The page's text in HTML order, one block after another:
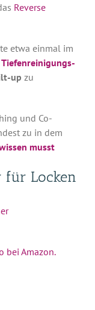
Reverse
etwa einmal im
Tiefenreinigungs-
up zu
und Co-
zu in dem
musst
für Locken
bei Amazon.